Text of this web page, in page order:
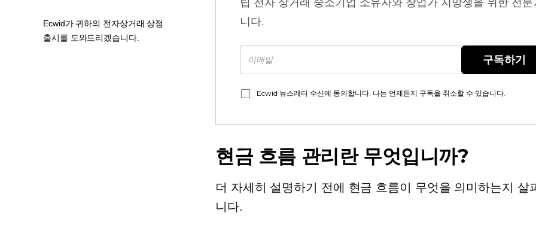
니다.
구독하기
Ecwid 뉴스레터 수신에 동의합니다. 나는 언제든지 구독을 취소할 수 있습니다.
현금 흐름 관리란 무엇입니까?
더 자세히 설명하기 전에 현금 흐름이 무엇을 의미하는지 살
니다.
Ecwid가 귀하의 전자상거래 상점
출시를 도와드리겠습니다.